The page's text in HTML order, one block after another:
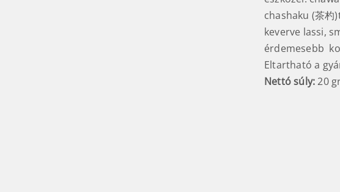
chashaku (茶
keverve lassi,
érdemesebb
Eltartható a
Nettó súly:20